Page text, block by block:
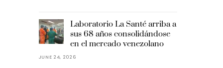
Laboratorio La Santé arriba a
sus 68 años consolidándose
en el mercado venezolano
JUNE 24, 2026